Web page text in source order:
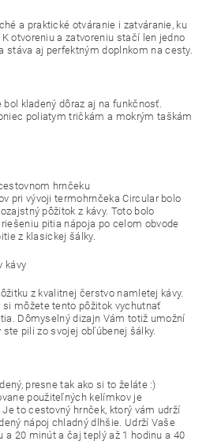
a praktické otváranie i zatváranie, ku
otvoreniu a zatvoreniu stačí len jedno
stáva aj perfektným doplnkom na cesty.
kladený dôraz aj na funkčnosť.
poliatym tričkám a mokrým taškám
hrnčeku
pri vývoji termohrnčeka Circular bolo
pôžitok z kávy. Toto bolo
pitia nápoja po celom obvode
z klasickej šálky.
kávy
z kvalitnej čerstvo namletej kávy.
môžete tento pôžitok vychutnať
Dômyselný dizajn Vám totiž umožní
pili zo svojej obľúbenej šálky.
presne tak ako si to želáte :)
použiteľných kelímkov je
to cestovný hrnček, ktorý vám udrží
nápoj chladný dlhšie. Udrží Vaše
a 20 minút a čaj teplý až 1 hodinu a 40